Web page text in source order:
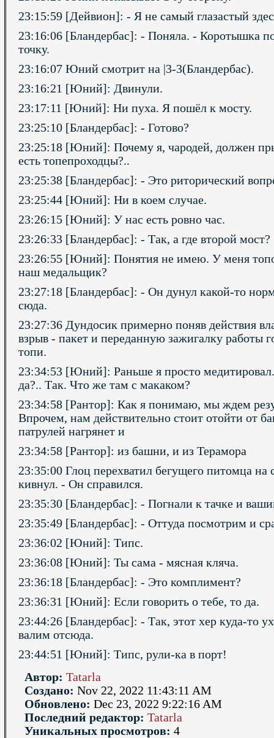
23:15:59 [Дейвион]: - Я не самый глазастый
23:16:06 [Бландербас]: - Поняла. - Коротышка
точку.
23:16:07 Юний смотрит на |3-3(Бландербас).
23:16:21 [Юний]: Двинули.
23:17:11 [Юний]: Ни пуха. Я пошёл к мосту.
23:25:10 [Бландербас]: - Готово?
23:25:18 [Юний]: Почему я, чародей, должен
есть топепроходцы?..
23:25:38 [Бландербас]: - Это риторический
23:25:44 [Юний]: Ни в коем случае.
23:26:15 [Юний]: У нас есть ровно час.
23:26:33 [Бландербас]: - Так, а где второй мост?
23:26:55 [Юний]: Понятия не имею. У меня
наш медальщик?
23:27:18 [Бландербас]: - Он дунул какой-то
сюда.
23:27:36 Дундосик примерно поняв действия
взрыв - пакет и переданную зажигалку работы
топи.
23:34:53 [Юний]: Раньше я просто
да?.. Так. Что же там с макаком?
23:34:58 [Рантор]: Как я понимаю, мы ждем
Впрочем, нам действительно стоит отойти от
патрулей нагрянет и
23:34:58 [Рантор]: из башни, и из Терамора
23:35:00 Глоц перехватил бегущего питомца на
кивнул. - Он справился.
23:35:30 [Бландербас]: - Погнали к тачке и
23:35:49 [Бландербас]: - Оттуда посмотрим и
23:36:02 [Юний]: Типс.
23:36:08 [Юний]: Ты сама - мясная кляча.
23:36:18 [Бландербас]: - Это комплимент?
23:36:31 [Юний]: Если говорить о тебе, то да.
23:44:26 [Бландербас]: - Так, этот хер куда-то
валим отсюда.
23:44:51 [Юний]: Типс, рули-ка в порт!
Автор: Tatarla
Создано: Nov 22, 2022 11:43:11 AM
Обновлено: Dec 23, 2022 9:22:16 AM
Последний редактор: Tatarla
Уникальных просмотров: 4